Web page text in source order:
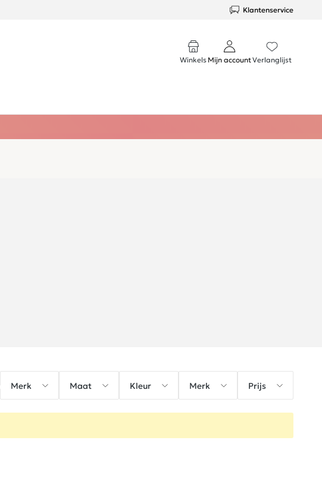
Klantenservice
Winkels Mijn accountVerlanglijst
Merk Maat Kleur Merk Prijs